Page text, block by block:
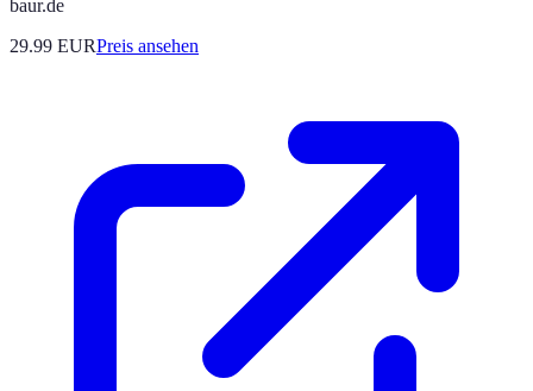
baur.de
29.99 EURPreis ansehen